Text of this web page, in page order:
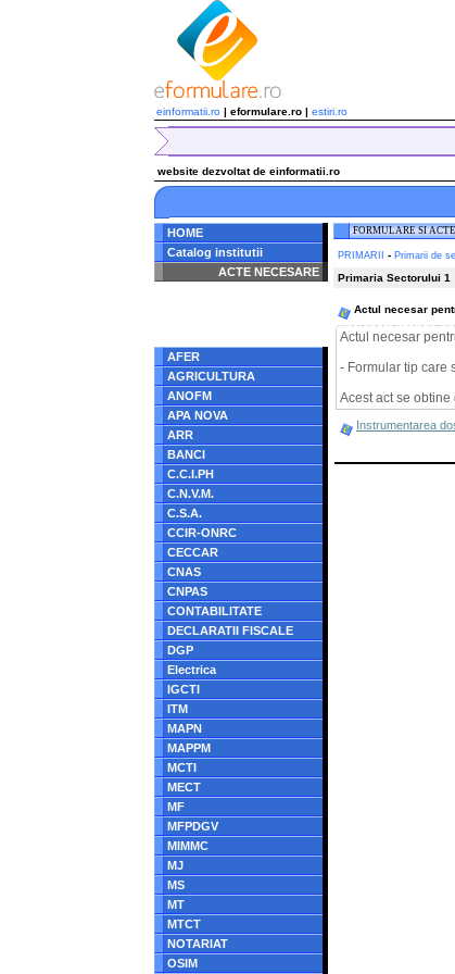
einformatii.ro | eformulare.ro | estiri.ro
website dezvoltat de einformatii.ro
HOME
Catalog institutii
ACTE NECESARE
/home/eformulare.ro/public_html/navigare/
AFER
AGRICULTURA
ANOFM
APA NOVA
ARR
BANCI
C.C.I.PH
C.N.V.M.
C.S.A.
CCIR-ONRC
CECCAR
CNAS
CNPAS
CONTABILITATE
DECLARATII FISCALE
DGP
Electrica
IGCTI
ITM
MAPN
MAPPM
MCTI
MECT
MF
MFPDGV
MIMMC
MJ
MS
MT
MTCT
NOTARIAT
OSIM
FORMULARE SI
PRIMARII - Primarii de
Primaria Sectorului 1
Actul necesar
Actul necesar
- Formular tip care
Acest act se
Instrumentarea